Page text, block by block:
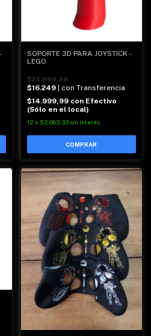
SOPORTE 3D PARA JOYSTICK -
LEGO
$24.999,99
$16.249
| con Transferencia
$14.999,99 con Efectivo
(Sólo en el local)
12 x $2.083,33 sin interés